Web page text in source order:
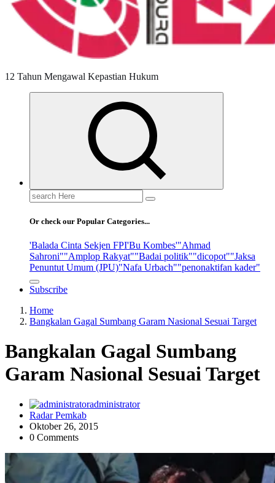
12 Tahun Mengawal Kepastian Hukum
Search
for:
Or check our Popular Categories...
'Balada Cinta Sekjen FPI'Bu Kombes'"Ahmad
Sahroni""Amplop Rakyat""Badai politik""dicopot""Jaksa
Penuntut Umum (JPU)"Nafa Urbach""penonaktifan kader"
Subscribe
Home
Bangkalan Gagal Sumbang Garam Nasional Sesuai Target
Bangkalan Gagal Sumbang
Garam Nasional Sesuai Target
administrator
Radar Pemkab
Oktober 26, 2015
0 Comments